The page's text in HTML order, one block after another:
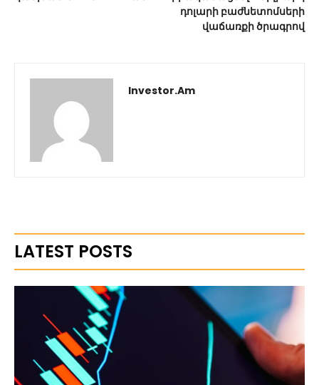
դոլարի բաժնետոմսերի
վաճառքի ծրագրով
Investor.am
LATEST POSTS